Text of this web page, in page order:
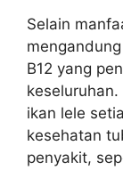
Selain
B12 yang
ikan lele
kesehatan
penyakit,